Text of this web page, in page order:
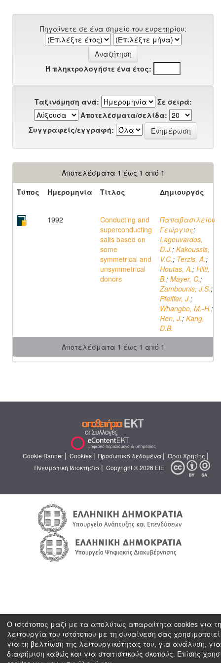
Πηγαίνετε σε ένα σημείο του ευρετηρίου:
Ή πληκτρολογήστε ένα έτος:
Ταξινόμηση ανά:
Σε σειρά:
Αποτελέσματα/σελίδα:
Συγγραφείς/εγγραφή:
Αποτελέσματα 1 έως 1 από 1
Τύπος
Ημερομηνία Τίτλος Δημιουργός
1992
Conducting and
superconducting
salts based on
some
symmetrical and
unsymmetrical
donors
Παπαβασιλείου
Γεώργιος;
Lagouvardos,
D.J.; Kakoussis,
V.C.; Terzis, A.;
Houtas, A.; Hilti,
B.; Mayer, C.;
Zambounis, J.S.;
Pfeiffer, J.;
Whangbo, M.-H.;
Ren, J.; Kang,
D.B.
Αποτελέσματα 1 έως 1 από 1
Cookie Banner | Cookies | Προσωπικά δεδομένα | Όροι Χρήσης |
Πνευματική Ιδιοκτησία | Copyright © 2026 ΕΙΕ
Ο ιστότοπος μαζί με τα απολύτως απαραίτητα cookies για
λειτουργία του ιστότοπου με τη συναίνεση σας
για τη βελτίωση της λειτουργικότητας του, για ανάλυση, για
διαφήμιση καθώς και για στατιστικούς σκοπούς. Επίσης